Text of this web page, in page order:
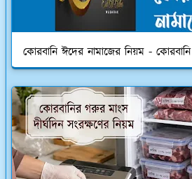
কোরবানি ঈদের নামাজের নিয়ম -